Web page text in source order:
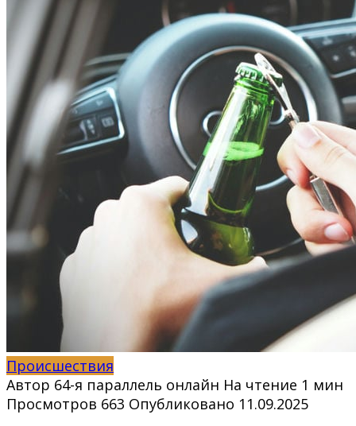
Происшествия
Автор 64-я параллель онлайн На чтение 1 мин
Просмотров 663 Опубликовано 11.09.2025